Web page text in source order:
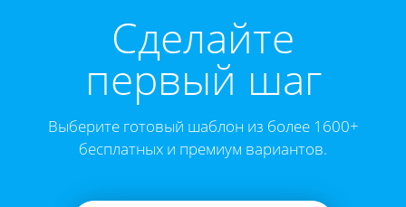
Cделайте
первый шаг
Выберите готовый шаблон из более 1600+
бесплатных и премиум вариантов.